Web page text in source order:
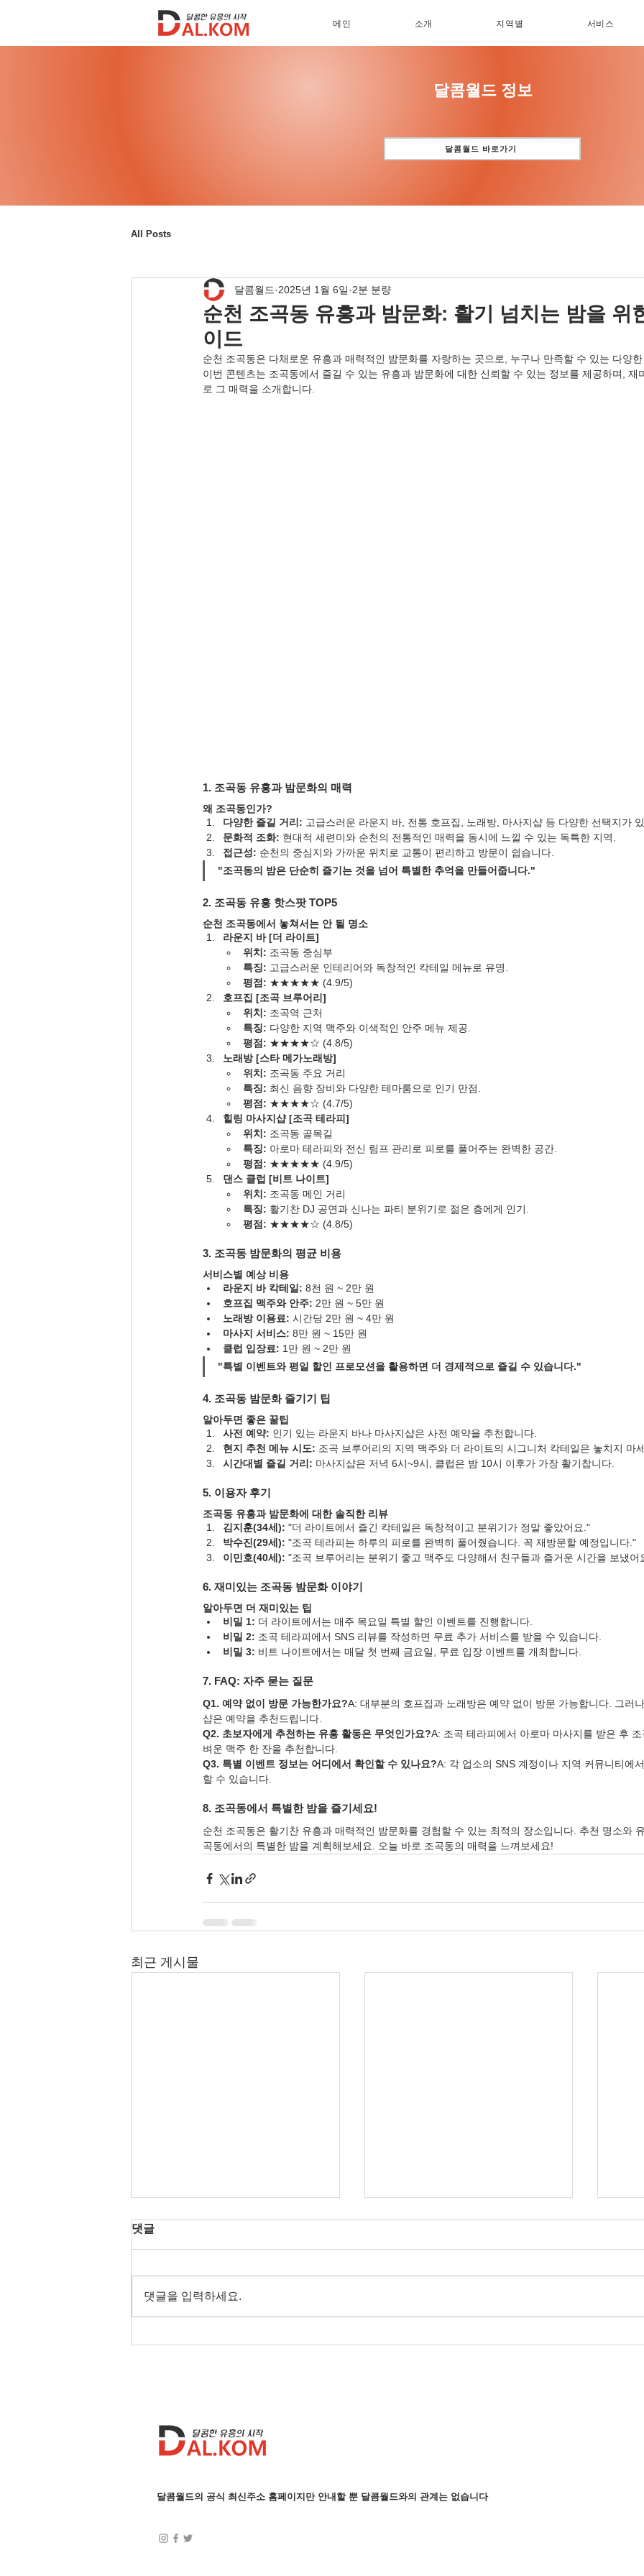
메인 소개 지역별 서비스
​달콤월드 정보
달콤월드 바로가기
All Posts
순천 조곡동 유흥과 밤문화: 활기 넘치는 밤을 위
이드
달콤월드 2025년 1월 6일 2분 분량
순천 조곡동은 다채로운 유흥과 매력적인 밤문화를 자랑하는 곳으로, 누구나 만족할 수 있는 다양
이번 콘텐츠는 조곡동에서 즐길 수 있는 유흥과 밤문화에 대한 신뢰할 수 있는 정보를 제공하며, 재
로 그 매력을 소개합니다.
1. 조곡동 유흥과 밤문화의 매력
왜 조곡동인가?
다양한 즐길 거리: 고급스러운 라운지 바, 전통 호프집, 노래방, 마사지샵 등 다양한 선택지가
문화적 조화: 현대적 세련미와 순천의 전통적인 매력을 동시에 느낄 수 있는 독특한 지역.
접근성: 순천의 중심지와 가까운 위치로 교통이 편리하고 방문이 쉽습니다.
"조곡동의 밤은 단순히 즐기는 것을 넘어 특별한 추억을 만들어줍니다."
2. 조곡동 유흥 핫스팟 TOP5
순천 조곡동에서 놓쳐서는 안 될 명소
라운지 바 [더 라이트]
위치: 조곡동 중심부
특징: 고급스러운 인테리어와 독창적인 칵테일 메뉴로 유명.
평점: ★★★★★ (4.9/5)
호프집 [조곡 브루어리]
위치: 조곡역 근처
특징: 다양한 지역 맥주와 이색적인 안주 메뉴 제공.
평점: ★★★★☆ (4.8/5)
노래방 [스타 메가노래방]
위치: 조곡동 주요 거리
특징: 최신 음향 장비와 다양한 테마룸으로 인기 만점.
평점: ★★★★☆ (4.7/5)
힐링 마사지샵 [조곡 테라피]
위치: 조곡동 골목길
특징: 아로마 테라피와 전신 림프 관리로 피로를 풀어주는 완벽한 공간.
평점: ★★★★★ (4.9/5)
댄스 클럽 [비트 나이트]
위치: 조곡동 메인 거리
특징: 활기찬 DJ 공연과 신나는 파티 분위기로 젊은 층에게 인기.
평점: ★★★★☆ (4.8/5)
3. 조곡동 밤문화의 평균 비용
서비스별 예상 비용
라운지 바 칵테일: 8천 원 ~ 2만 원
호프집 맥주와 안주: 2만 원 ~ 5만 원
노래방 이용료: 시간당 2만 원 ~ 4만 원
마사지 서비스: 8만 원 ~ 15만 원
클럽 입장료: 1만 원 ~ 2만 원
"특별 이벤트와 평일 할인 프로모션을 활용하면 더 경제적으로 즐길 수 있습니다."
4. 조곡동 밤문화 즐기기 팁
알아두면 좋은 꿀팁
사전 예약: 인기 있는 라운지 바나 마사지샵은 사전 예약을 추천합니다.
현지 추천 메뉴 시도: 조곡 브루어리의 지역 맥주와 더 라이트의 시그니처 칵테일은 놓치지 마
시간대별 즐길 거리: 마사지샵은 저녁 6시~9시, 클럽은 밤 10시 이후가 가장 활기찹니다.
5. 이용자 후기
조곡동 유흥과 밤문화에 대한 솔직한 리뷰
김지훈(34세): "더 라이트에서 즐긴 칵테일은 독창적이고 분위기가 정말 좋았어요."
박수진(29세): "조곡 테라피는 하루의 피로를 완벽히 풀어줬습니다. 꼭 재방문할 예정입니다."
이민호(40세): "조곡 브루어리는 분위기 좋고 맥주도 다양해서 친구들과 즐거운 시간을 보냈어
6. 재미있는 조곡동 밤문화 이야기
알아두면 더 재미있는 팁
비밀 1: 더 라이트에서는 매주 목요일 특별 할인 이벤트를 진행합니다.
비밀 2: 조곡 테라피에서 SNS 리뷰를 작성하면 무료 추가 서비스를 받을 수 있습니다.
비밀 3: 비트 나이트에서는 매달 첫 번째 금요일, 무료 입장 이벤트를 개최합니다.
7. FAQ: 자주 묻는 질문
Q1. 예약 없이 방문 가능한가요?A: 대부분의 호프집과 노래방은 예약 없이 방문 가능합니다. 그러
샵은 예약을 추천드립니다.
Q2. 초보자에게 추천하는 유흥 활동은 무엇인가요?A: 조곡 테라피에서 아로마 마사지를 받은 후
벼운 맥주 한 잔을 추천합니다.
Q3. 특별 이벤트 정보는 어디에서 확인할 수 있나요?A: 각 업소의 SNS 계정이나 지역 커뮤니티에
할 수 있습니다.
8. 조곡동에서 특별한 밤을 즐기세요!
순천 조곡동은 활기찬 유흥과 매력적인 밤문화를 경험할 수 있는 최적의 장소입니다. 추천 명소와
곡동에서의 특별한 밤을 계획해보세요. 오늘 바로 조곡동의 매력을 느껴보세요!
최근 게시물
댓글
댓글을 입력하세요.
달콤월드의 공식 최신주소 홈페이지만 안내할 뿐 달콤월드와의 관계는 없습니다